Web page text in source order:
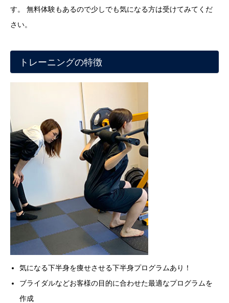
す。 無料体験もあるので少しでも気になる方は受けてみてくだ
さい。
トレーニングの特徴
気になる下半身を痩せさせる下半身プログラムあり！
ブライダルなどお客様の目的に合わせた最適なプログラムを
作成